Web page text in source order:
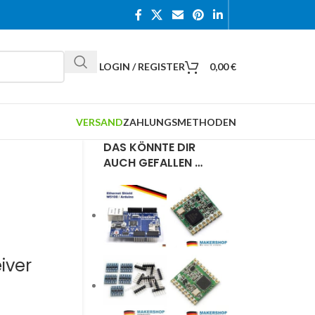
LOGIN / REGISTER 0,00€
VERSANDZAHLUNGSMETHODEN
DAS KÖNNTE DIR
AUCH GEFALLEN …